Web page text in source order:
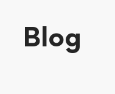
Blog